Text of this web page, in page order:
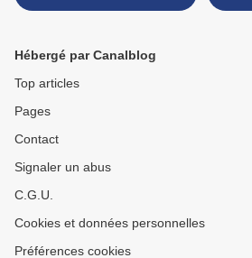
Hébergé par Canalblog
Top articles
Pages
Contact
Signaler un abus
C.G.U.
Cookies et données personnelles
Préférences cookies